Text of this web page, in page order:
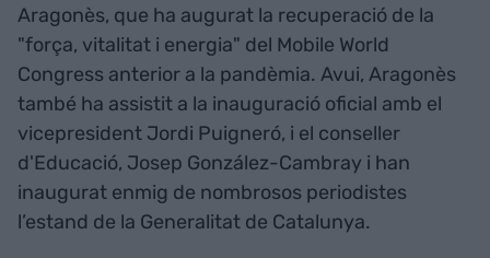
Aragonès, que ha augurat la recuperació de la
"força, vitalitat i energia" del Mobile World
Congress anterior a la pandèmia. Avui, Aragonès
també ha assistit a la inauguració oficial amb el
vicepresident Jordi Puigneró, i el conseller
d'Educació, Josep González-Cambray i han
inaugurat enmig de nombrosos periodistes
l’estand de la Generalitat de Catalunya.